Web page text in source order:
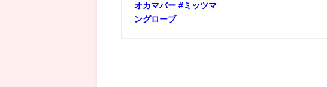
オカマバー #ミッツマ
ングローブ